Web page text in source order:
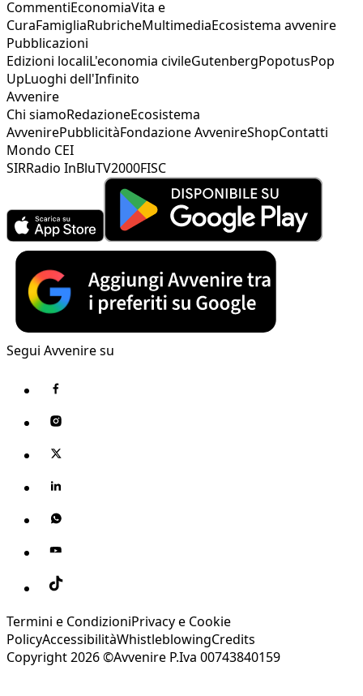
CommentiEconomiaVita e
CuraFamigliaRubricheMultimediaEcosistema avvenire
Pubblicazioni
Edizioni localiL'economia civileGutenbergPopotusPop
UpLuoghi dell'Infinito
Avvenire
Chi siamoRedazioneEcosistema
AvvenirePubblicitàFondazione AvvenireShopContatti
Mondo CEI
SIRRadio InBluTV2000FISC
Segui Avvenire su
Termini e CondizioniPrivacy e Cookie
PolicyAccessibilitàWhistleblowingCredits
Copyright 2026 ©Avvenire P.Iva 00743840159